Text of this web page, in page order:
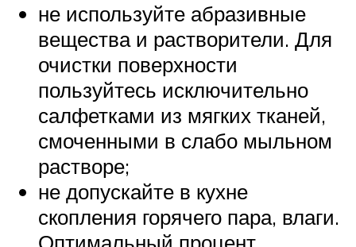
не используйте абразивные
вещества и растворители. Для
очистки поверхности
пользуйтесь исключительно
салфетками из мягких тканей,
смоченными в слабо мыльном
растворе;
не допускайте в кухне
скопления горячего пара, влаги.